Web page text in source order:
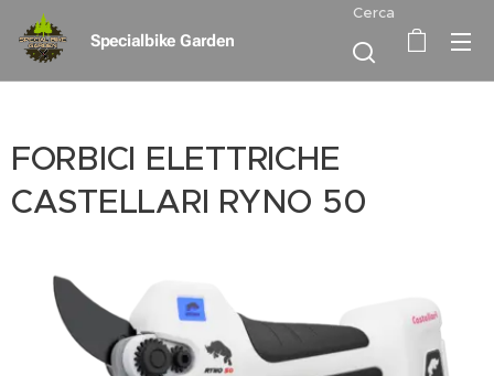
Specialbike Garden
Cerca
FORBICI ELETTRICHE
CASTELLARI RYNO 50